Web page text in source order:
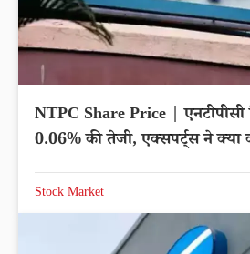
NTPC Share Price |
0.06% की तेजी, एक्सपर्ट्स ने
Stock Market